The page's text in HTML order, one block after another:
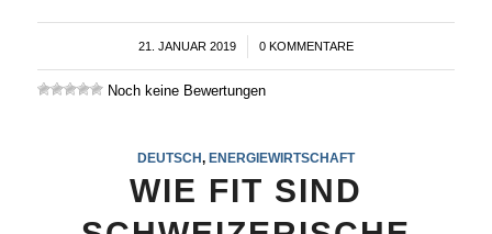
21. JANUAR 2019
/ 0 KOMMENTARE
Noch keine Bewertungen
DEUTSCH, ENERGIEWIRTSCHAFT
WIE FIT SIND